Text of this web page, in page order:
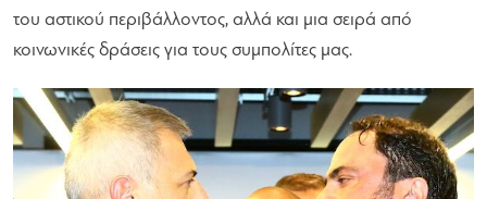
του αστικού περιβάλλοντος, αλλά και μια σειρά από
κοινωνικές δράσεις για τους συμπολίτες μας.